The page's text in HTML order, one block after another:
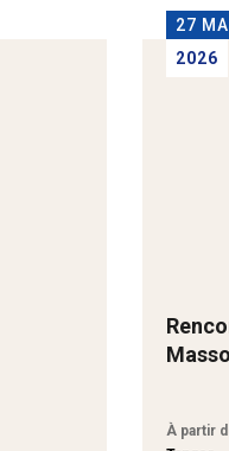
27
2026
À partir